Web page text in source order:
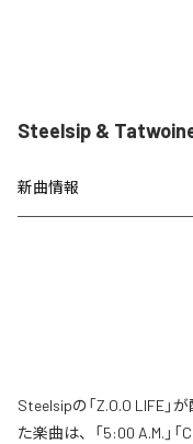
Steelsip & Tatwoine
新曲情報
Steelsipの「Z.O.O LIFE
た楽曲は、「5:00 A.M.」「